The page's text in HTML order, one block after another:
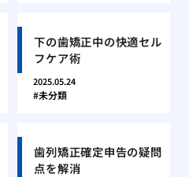
下の歯矯正中の快適セル
フケア術
2025.05.24
未分類
歯列矯正確定申告の疑問
点を解消